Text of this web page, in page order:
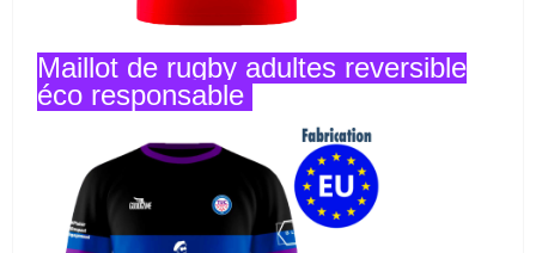
Maillot de rugby adultes reversible
éco responsable